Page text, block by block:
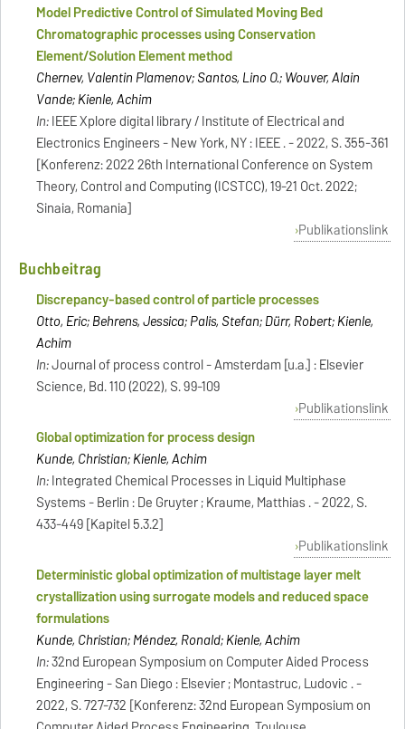
Model Predictive Control of Simulated Moving Bed
Chromatographic processes using Conservation
Element/Solution Element method
Chernev, Valentin Plamenov; Santos, Lino O.; Wouver, Alain
Vande; Kienle, Achim
In:IEEE Xplore digital library / Institute of Electrical and
Electronics Engineers - New York, NY : IEEE . - 2022, S. 355-361
[Konferenz: 2022 26th International Conference on System
Theory, Control and Computing (ICSTCC), 19-21 Oct. 2022;
Sinaia, Romania]
Publikationslink
Buchbeitrag
Discrepancy-based control of particle processes
Otto, Eric; Behrens, Jessica; Palis, Stefan; Dürr, Robert; Kienle,
Achim
In:Journal of process control - Amsterdam [u.a.] : Elsevier
Science, Bd. 110 (2022), S. 99-109
Publikationslink
Global optimization for process design
Kunde, Christian; Kienle, Achim
In:Integrated Chemical Processes in Liquid Multiphase
Systems - Berlin : De Gruyter ; Kraume, Matthias . - 2022, S.
433-449 [Kapitel 5.3.2]
Publikationslink
Deterministic global optimization of multistage layer melt
crystallization using surrogate models and reduced space
formulations
Kunde, Christian; Méndez, Ronald; Kienle, Achim
In:32nd European Symposium on Computer Aided Process
Engineering - San Diego : Elsevier ; Montastruc, Ludovic . -
2022, S. 727-732 [Konferenz: 32nd European Symposium on